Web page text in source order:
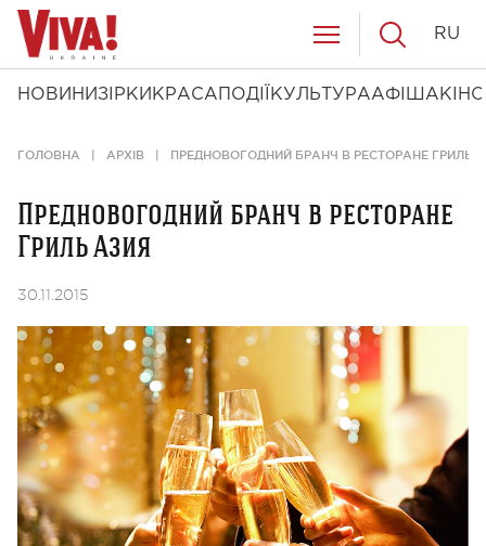
НОВИНИ ЗІРКИ КРАСА ПОДІЇ КУЛЬТУРААФІША КІНО
RU
ГОЛОВНА АРХІВ ПРЕДНОВОГОДНИЙ БРАНЧ В РЕСТОРАНЕ ГРИЛЬ
Предновогодний бранч в ресторане
Гриль Азия
30.11.2015